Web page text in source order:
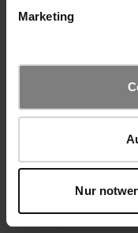
Marketing
Nur